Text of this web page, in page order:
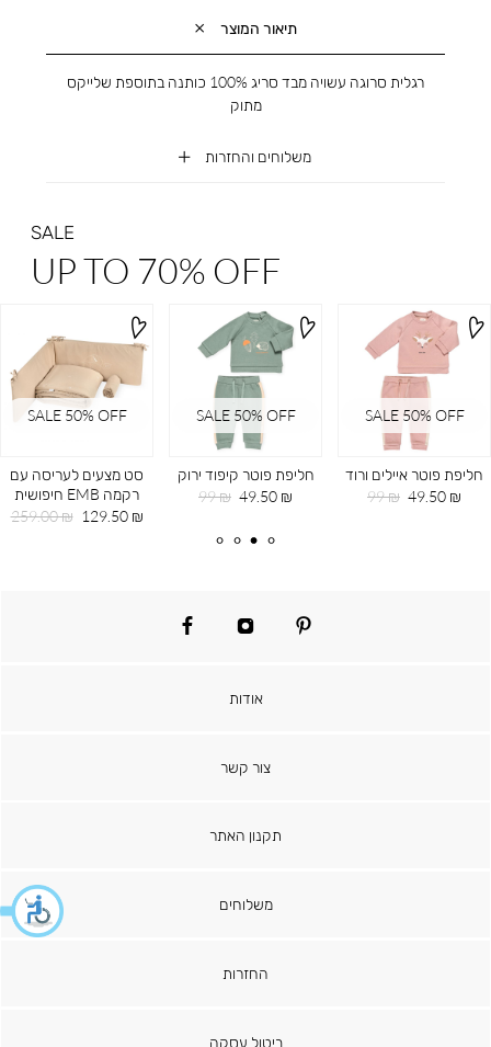
תיאור המוצר
משלוחים והחזרות
רגלית סרוגה עשויה מבד סריג 100% כותנה בתוספת שלייקס
מתוק
SALE
UP TO 70% OFF
SALE 50% OFF
סט מצעים לעריסה עם
רקמה EMB חיפושית
מחיר
129.50 ₪
מחיר
259.00 ₪
SALE 50% OFF
חליפת פוטר קיפוד ירוק
מחיר
49.50 ₪
מחיר
99 ₪
SALE 50% OFF
חליפת פוטר איילים ורוד
מחיר
49.50 ₪
מחיר
99 ₪
pinterest
instagram
facebook
אודות
צור קשר
תקנון האתר
משלוחים
החזרות
ביטול עסקה